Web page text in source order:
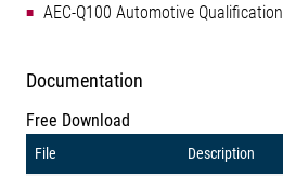
AEC-Q100 Automotive Qualification
Documentation
Free Download
File Description